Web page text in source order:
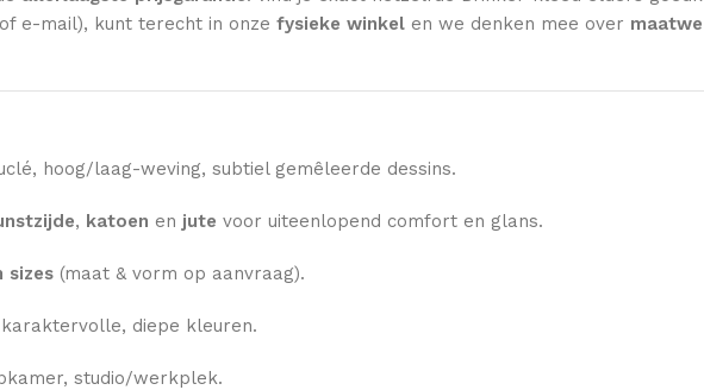
e-mail), kunt terecht in onze fysieke winkel en we denken mee over
hoog/laag-weving, subtiel gemêleerde dessins.
, katoen en jute voor uiteenlopend comfort en glans.
sizes (maat & vorm op aanvraag).
diepe kleuren.
studio/werkplek.